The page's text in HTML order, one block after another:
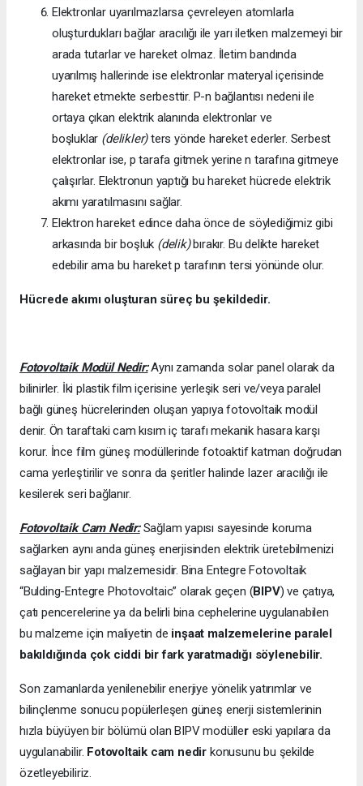
Elektronlar uyarılmazlarsa çevreleyen atomlarla
oluşturdukları bağlar aracılığı ile yarı iletken malzemeyi bir
arada tutarlar ve hareket olmaz. İletim bandında
uyarılmış hallerinde ise elektronlar materyal içerisinde
hareket etmekte serbesttir. P-n bağlantısı nedeni ile
ortaya çıkan elektrik alanında elektronlar ve
boşluklar (delikler)ters yönde hareket ederler. Serbest
elektronlar ise, p tarafa gitmek yerine n tarafına gitmeye
çalışırlar. Elektronun yaptığı bu hareket hücrede elektrik
akımı yaratılmasını sağlar.
Elektron hareket edince daha önce de söylediğimiz gibi
arkasında bir boşluk (delik)bırakır. Bu delikte hareket
edebilir ama bu hareket p tarafının tersi yönünde olur.
Hücrede akımı oluşturan süreç bu şekildedir.
Fotovoltaik Modül Nedir:Aynı zamanda solar panel olarak da
bilinirler. İki plastik film içerisine yerleşik seri ve/veya paralel
bağlı güneş hücrelerinden oluşan yapıya fotovoltaik modül
denir. Ön taraftaki cam kısım iç tarafı mekanik hasara karşı
korur. İnce film güneş modüllerinde fotoaktif katman doğrudan
cama yerleştirilir ve sonra da şeritler halinde lazer aracılığı ile
kesilerek seri bağlanır.
Fotovoltaik Cam Nedir:Sağlam yapısı sayesinde koruma
sağlarken aynı anda güneş enerjisinden elektrik üretebilmenizi
sağlayan bir yapı malzemesidir. Bina Entegre Fotovoltaik
“Bulding-Entegre Photovoltaic” olarak geçen (BIPV) ve çatıya,
çatı pencerelerine ya da belirli bina cephelerine uygulanabilen
bu malzeme için maliyetin de inşaat malzemelerine paralel
bakıldığında çok ciddi bir fark yaratmadığı söylenebilir.
Son zamanlarda yenilenebilir enerjiye yönelik yatırımlar ve
bilinçlenme sonucu popülerleşen güneş enerji sistemlerinin
hızla büyüyen bir bölümü olan BIPV modüller eski yapılara da
uygulanabilir. Fotovoltaik cam nedir konusunu bu şekilde
özetleyebiliriz.